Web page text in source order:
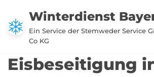
Zum
Inhalt
Winterdienst
Ein Service der Stemweder Service
Co KG
Eisbeseitigung